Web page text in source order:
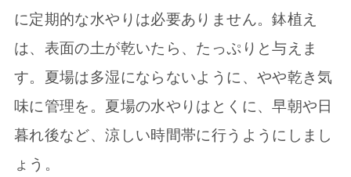
に定期的な水やりは必要ありません。鉢植え
は、表面の土が乾いたら、たっぷりと与えま
す。夏場は多湿にならないように、やや乾き気
味に管理を。夏場の水やりはとくに、早朝や日
暮れ後など、涼しい時間帯に行うようにしまし
ょう。